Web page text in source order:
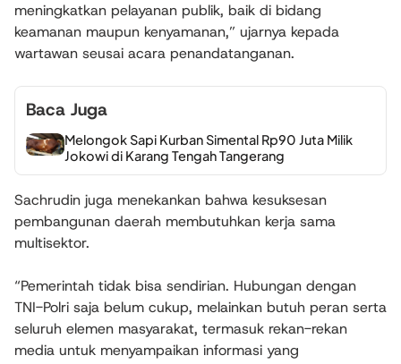
meningkatkan pelayanan publik, baik di bidang
keamanan maupun kenyamanan,” ujarnya kepada
wartawan seusai acara penandatanganan.
Baca Juga
Melongok Sapi Kurban Simental Rp90 Juta Milik
Jokowi di Karang Tengah Tangerang
Sachrudin juga menekankan bahwa kesuksesan
pembangunan daerah membutuhkan kerja sama
multisektor.
“Pemerintah tidak bisa sendirian. Hubungan dengan
TNI-Polri saja belum cukup, melainkan butuh peran serta
seluruh elemen masyarakat, termasuk rekan-rekan
media untuk menyampaikan informasi yang